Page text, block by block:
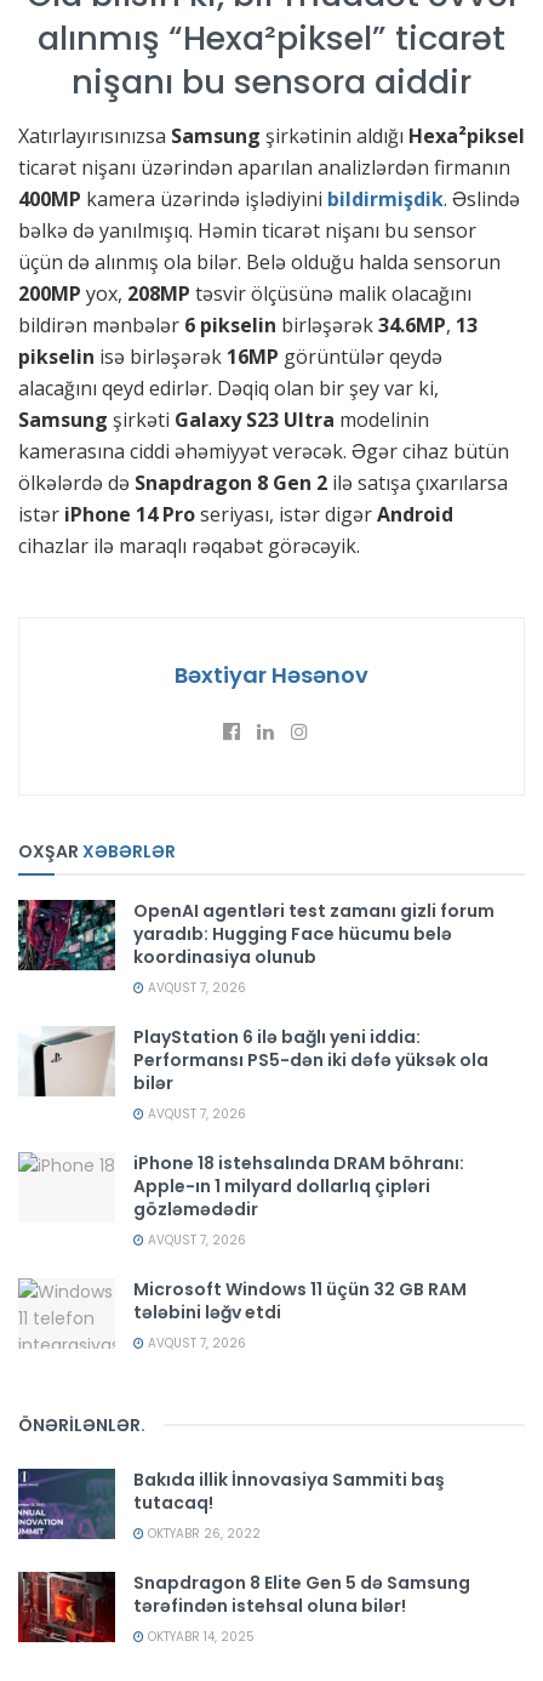
alınmış “Hexa²piksel” ticarət
nişanı bu sensora aiddir
Xatırlayırısınızsa Samsung şirkətinin aldığı Hexa²piksel
ticarət nişanı üzərindən aparılan analizlərdən firmanın
400MP kamera üzərində işlədiyini bildirmişdik. Əslində
bəlkə də yanılmışıq. Həmin ticarət nişanı bu sensor
üçün də alınmış ola bilər. Belə olduğu halda sensorun
200MP yox, 208MP təsvir ölçüsünə malik olacağını
bildirən mənbələr 6 pikselin birləşərək34.6MP, 13
pikselin isə birləşərək 16MP görüntülər qeydə
alacağını qeyd edirlər. Dəqiq olan bir şey var ki,
Samsung şirkəti Galaxy S23 Ultra modelinin
kamerasına ciddi əhəmiyyət verəcək. Əgər cihaz bütün
ölkələrdə də Snapdragon 8 Gen 2 ilə satışa çıxarılarsa
istər iPhone 14 Proseriyası, istər digərAndroid
cihazlar ilə maraqlı rəqabət görəcəyik.
Bəxtiyar Həsənov
OXŞAR XƏBƏRLƏR
OpenAI agentləri test zamanı gizli forum
yaradıb: Hugging Face hücumu belə
koordinasiya olunub
AVQUST 7, 2026
PlayStation 6 ilə bağlı yeni iddia:
Performansı PS5-dən iki dəfə yüksək ola
bilər
AVQUST 7, 2026
iPhone 18 istehsalında DRAM böhranı:
Apple-ın 1 milyard dollarlıq çipləri
gözləmədədir
AVQUST 7, 2026
Microsoft Windows 11 üçün 32 GB RAM
tələbini ləğv etdi
AVQUST 7, 2026
ÖNƏRİLƏNLƏR.
Bakıda illik İnnovasiya Sammiti baş
tutacaq!
OKTYABR 26, 2022
Snapdragon 8 Elite Gen 5 də Samsung
tərəfindən istehsal oluna bilər!
OKTYABR 14, 2025